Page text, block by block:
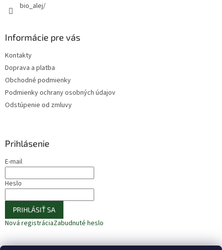
bio_alej/
Informácie pre vás
Kontakty
Doprava a platba
Obchodné podmienky
Podmienky ochrany osobných údajov
Odstúpenie od zmluvy
Prihlásenie
E-mail
Heslo
PRIHLÁSIŤ SA
Nová registráciaZabudnuté heslo